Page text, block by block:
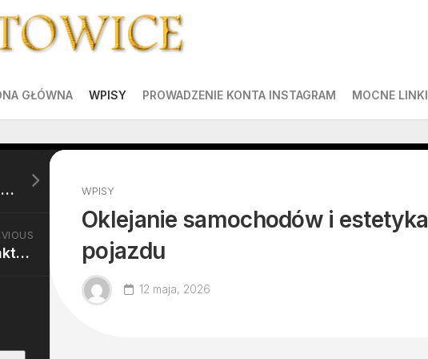
GŁÓWNA WPISY PROWADZENIE KONTA INSTAGRAM MOCNE LINKI
WPISY
Oklejanie samochodów i estetyka
pojazdu
12 maja, 2026
Przyciemnianie szyb w nowoczesnym stylu
Fizjoterapia dla osób aktywnych